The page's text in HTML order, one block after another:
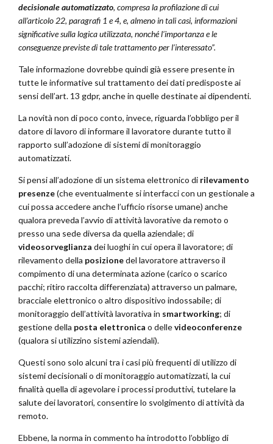
decisionale automatizzato, compresa la profilazione di cui
all’articolo 22, paragrafi 1 e 4, e, almeno in tali casi, informazioni
significative sulla logica utilizzata, nonché l’importanza e le
conseguenze previste di tale trattamento per l’interessato”.
Tale informazione dovrebbe quindi già essere presente in
tutte le informative sul trattamento dei dati predisposte ai
sensi dell’art. 13 gdpr, anche in quelle destinate ai dipendenti.
La novità non di poco conto, invece, riguarda l’obbligo per il
datore di lavoro di informare il lavoratore durante tutto il
rapporto sull’adozione di sistemi di monitoraggio
automatizzati.
Si pensi all’adozione di un sistema elettronico di rilevamento
presenze(che eventualmente si interfacci con un gestionale a
cui possa accedere anche l’ufficio risorse umane) anche
qualora preveda l’avvio di attività lavorative da remoto o
presso una sede diversa da quella aziendale; di
videosorveglianza dei luoghi in cui opera il lavoratore; di
rilevamento della posizionedel lavoratore attraverso il
compimento di una determinata azione (carico o scarico
pacchi; ritiro raccolta differenziata) attraverso un palmare,
bracciale elettronico o altro dispositivo indossabile; di
monitoraggio dell’attività lavorativa in smartworking; di
gestione della posta elettronica o dellevideoconferenze
(qualora si utilizzino sistemi aziendali).
Questi sono solo alcuni tra i casi più frequenti di utilizzo di
sistemi decisionali o di monitoraggio automatizzati, la cui
finalità quella di agevolare i processi produttivi, tutelare la
salute dei lavoratori, consentire lo svolgimento di attività da
remoto.
Ebbene, la norma in commento ha introdotto l’obbligo di